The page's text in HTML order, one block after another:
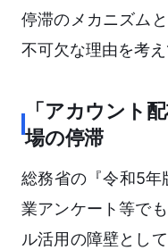
停滞のメカニズム
不可欠な理由を考え
「アカウント
場の停滞
総務省の『令和5年
業アンケート等で
ル活用の障壁とし